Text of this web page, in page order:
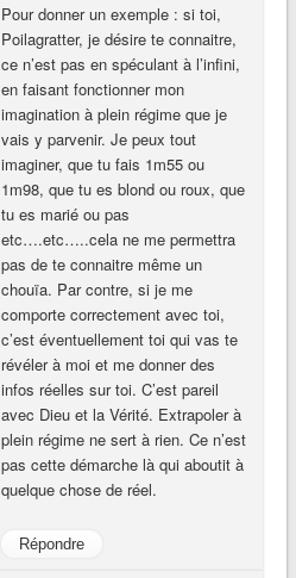
Pour donner un exemple : si toi,
Poilagratter, je désire te connaitre,
ce n’est pas en spéculant à l’infini,
en faisant fonctionner mon
imagination à plein régime que je
vais y parvenir. Je peux tout
imaginer, que tu fais 1m55 ou
1m98, que tu es blond ou roux, que
tu es marié ou pas
etc….etc…..cela ne me permettra
pas de te connaitre même un
chouïa. Par contre, si je me
comporte correctement avec toi,
c’est éventuellement toi qui vas te
révéler à moi et me donner des
infos réelles sur toi. C’est pareil
avec Dieu et la Vérité. Extrapoler à
plein régime ne sert à rien. Ce n’est
pas cette démarche là qui aboutit à
quelque chose de réel.
Répondre